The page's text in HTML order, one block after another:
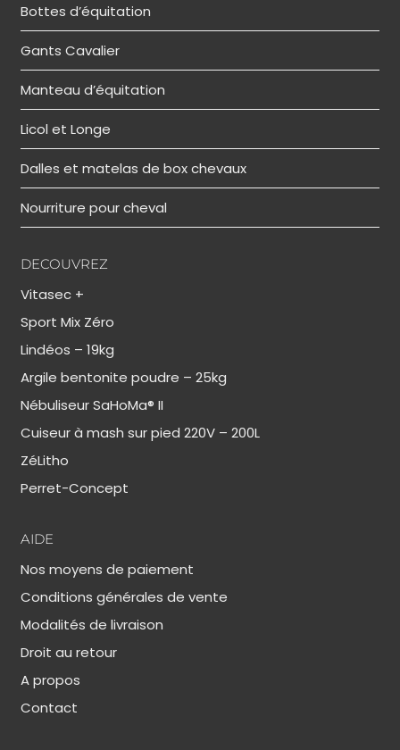
Bottes d’équitation
Gants Cavalier
Manteau d’équitation
Licol et Longe
Dalles et matelas de box chevaux
Nourriture pour cheval
DECOUVREZ
Vitasec +
Sport Mix Zéro
Lindéos – 19kg
Argile bentonite poudre – 25kg
Nébuliseur SaHoMa® II
Cuiseur à mash sur pied 220V – 200L
ZéLitho
Perret-Concept
AIDE
Nos moyens de paiement
Conditions générales de vente
Modalités de livraison
Droit au retour
A propos
Contact